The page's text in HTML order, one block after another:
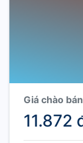
Giá chào bán
11.872